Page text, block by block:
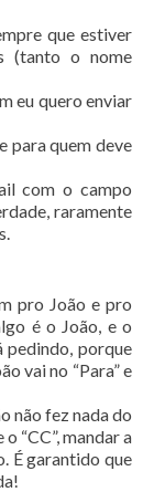
que estiver
(tanto o nome
eu quero enviar
para quem deve
com o campo
raramente
pro João e pro
é o João, e o
pedindo, porque
vai no “Para” e
não fez nada do
“CC”, mandar a
É garantido que